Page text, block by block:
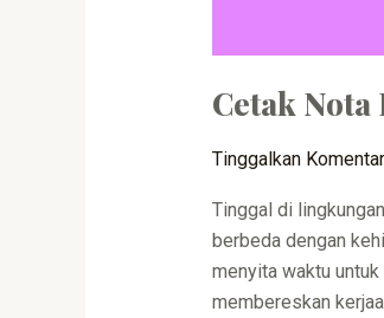
Cetak
Tinggalkan Komentar
Tinggal di
berbeda dengan
menyita waktu
membereskan